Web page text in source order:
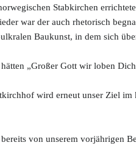
Stabkirchen
war der auch rhetorisch
Baukunst, in dem sich
„Großer Gott wir loben
wird erneut unser Ziel
von unserem vorjährigen